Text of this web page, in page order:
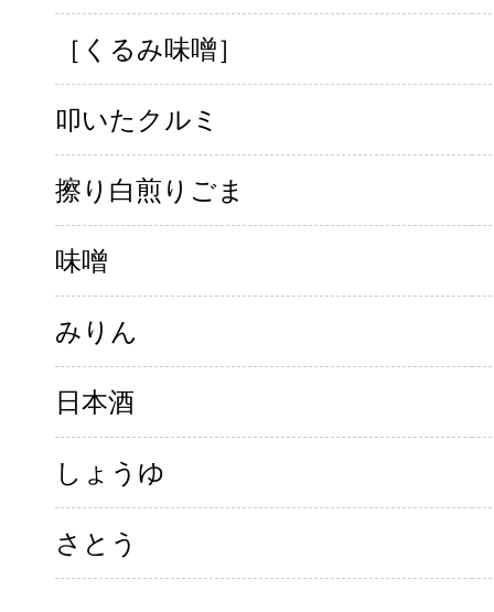
［くるみ味噌］
叩いたクルミ
擦り白煎りごま
味噌
みりん
日本酒
しょうゆ
さとう